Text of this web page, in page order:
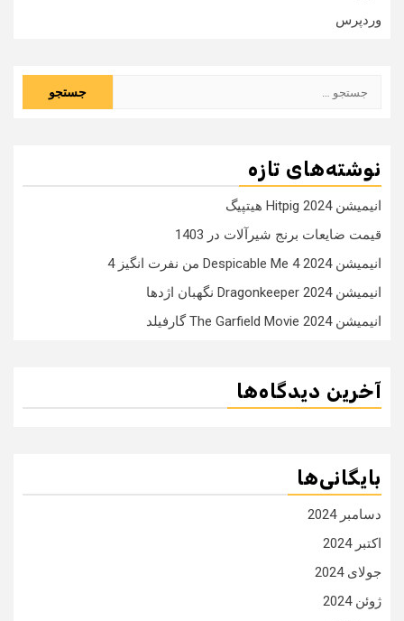
وردپرس
نوشته‌های تازه
انیمیشن Hitpig 2024 هیتپیگ
قیمت ضایعات برنج شیرآلات در 1403
انیمیشن Despicable Me 4 2024 من نفرت انگیز 4
انیمیشن Dragonkeeper 2024 نگهبان اژدها
انیمیشن The Garfield Movie 2024 گارفیلد
آخرین دیدگاه‌ها
بایگانی‌ها
دسامبر 2024
اکتبر 2024
جولای 2024
ژوئن 2024